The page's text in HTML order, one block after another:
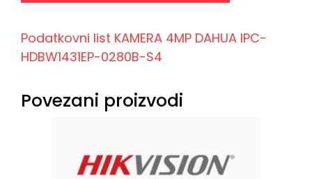
Podatkovni list KAMERA 4MP DAHUA IPC-
HDBW1431EP-0280B-S4
Povezani proizvodi